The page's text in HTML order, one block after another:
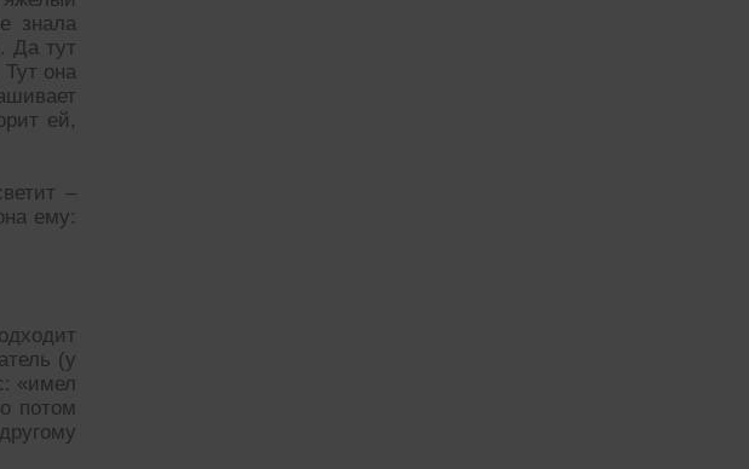
знала
Да тут
она
ей,
–
ему:
(у
«имел
потом